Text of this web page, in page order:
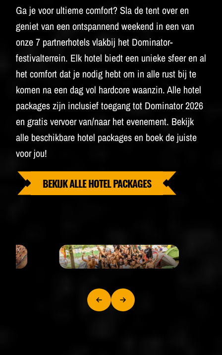
Ga je voor ultieme comfort? Sla de tent over en
geniet van een ontspannend weekend in een van
onze 7 partnerhotels vlakbij het Dominator-
festivalterrein. Elk hotel biedt een unieke sfeer en al
het comfort dat je nodig hebt om in alle rust bij te
komen na een dag vol hardcore waanzin. Alle hotel
packages zijn inclusief toegang tot Dominator 2026
en gratis vervoer van/naar het evenement. Bekijk
alle beschikbare hotel packages en boek de juiste
voor jou!
BEKIJK ALLE HOTEL PACKAGES